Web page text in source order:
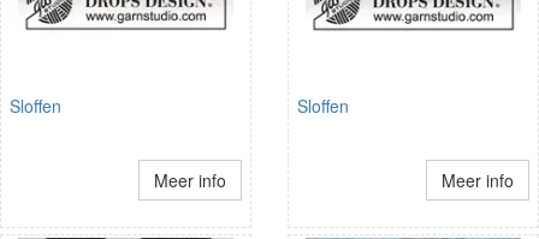
Sloffen
Meer info
Sloffen
Meer info